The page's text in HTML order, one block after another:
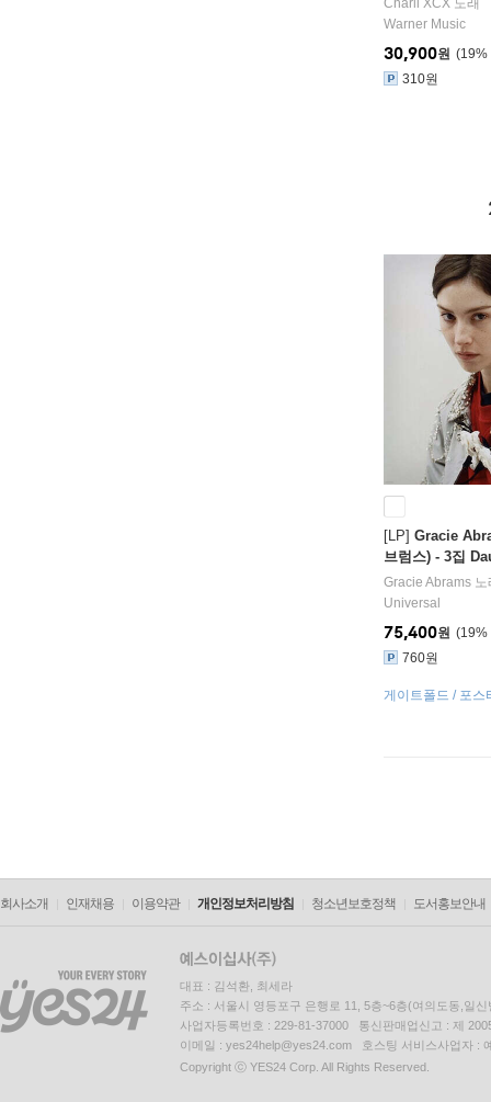
Charli XCX 노래
Warner Music
19%
30,900원
310원
[LP] Gracie
브럼스) - 3집
[브릭 레드 컬러
Gracie Abrams 노
Universal
19%
75,400원
760원
게이트폴드 / 포스
회사소개 인재채용 이용약관 개인정보처리방침 청소년보호정책 도서홍보안내
대표 : 김석환, 최세라
주소 : 서울시 영등포구 은행로 11, 5층~6층(여의도동,일신
사업자등록번호 : 229-81-37000 통신판매업신고 : 제
이메일 : yes24help@yes24.com 호스팅 서비스사업자 :
Copyright ⓒ YES24 Corp. All Rights Reserved.